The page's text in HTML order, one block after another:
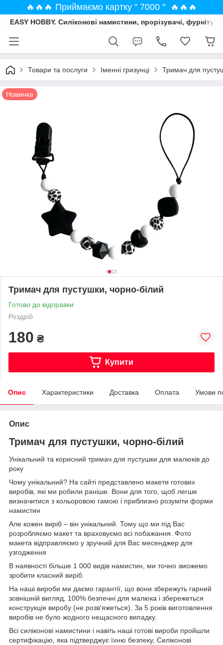
🔥🔥🔥 Приймаємо картку " 7000 " 🔥🔥🔥
EASY HOBBY. Силіконові намистини, прорізувачі,
Товари та послуги Іменні гризунці Тримач для
Новинка
Тримач для пустушки, чорно-білий
Готово до відправки
Роздріб
180 ₴
Купити
Опис Характеристики Доставка Оплата Умови
Опис
Тримач для пустушки, чорно-білий
Унікальний та корисний тримач для пустушки для малюків до
року
Чому унікальний? На сайті представлено макети готових
виробів, які ми робили раніше. Вони для того, щоб легше
визначитися з кольоровою гамою і приблизно розуміти форми
намистин
Але кожен виріб – він унікальний. Тому що ми під Вас
розробляємо макет та враховуємо всі побажання. Фото
макета відправляємо у зручний для Вас месенджер для
узгодження
В наявності більше 1 000 видів намистин, ми точно зможемо
зробити класний виріб.
На наші вироби ми даємо гарантії, що вони збережуть гарний
зовнішній вигляд, 100% безпечні для малюка і збережеться
конструкція виробу (не розв'яжеться). За 5 років виготовлення
виробів не було жодного нещасного випадку.
Всі силіконові намистини і навіть наші готові вироби пройшли
сертифікацію, яка підтверджує їхню безпеку, Силіконові